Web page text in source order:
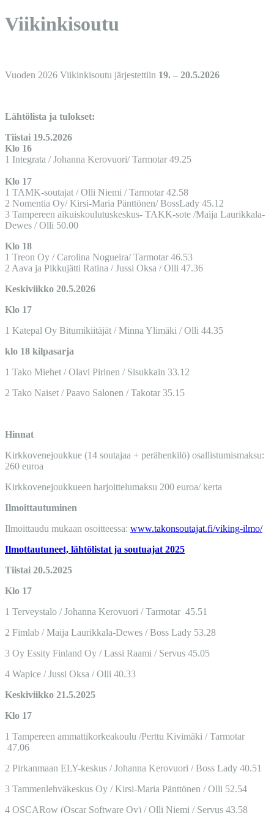
Viikinkisoutu
Vuoden 2026 Viikinkisoutu järjestettiin 19. – 20.5.2026
Lähtölista ja tulokset:
Tiistai 19.5.2026
Klo 16
1 Integrata / Johanna Kerovuori/ Tarmotar 49.25
Klo 17
1 TAMK-soutajat / Olli Niemi / Tarmotar 42.58
2 Nomentia Oy/ Kirsi-Maria Pänttönen/ BossLady 45.12
3 Tampereen aikuiskoulutuskeskus- TAKK-sote /Maija Laurikkala-
Dewes / Olli 50.00
Klo 18
1 Treon Oy / Carolina Nogueira/ Tarmotar 46.53
2 Aava ja Pikkujätti Ratina / Jussi Oksa / Olli 47.36
Keskiviikko 20.5.2026
Klo 17
1 Katepal Oy Bitumikiitäjät /Minna Ylimäki / Olli 44.35
klo 18 kilpasarja
1 Tako Miehet / Olavi Pirinen / Sisukkain 33.12
2 Tako Naiset / Paavo Salonen / Takotar 35.15
Hinnat
Kirkkovenejoukkue (14 soutajaa + perähenkilö) osallistumismaksu:
260 euroa
Kirkkovenejoukkueen harjoittelumaksu 200 euroa/ kerta
Ilmoittautuminen
Ilmoittaudu mukaan osoitteessa: www.takonsoutajat.fi/viking-ilmo/
Ilmottautuneet, lähtölistat ja soutuajat 2025
Tiistai 20.5.2025
Klo 17
1 Terveystalo / Johanna Kerovuori / Tarmotar 45.51
2 Fimlab / Maija Laurikkala-Dewes / Boss Lady 53.28
3 Oy Essity Finland Oy / Lassi Raami / Servus 45.05
4 Wapice / Jussi Oksa / Olli 40.33
Keskiviikko 21.5.2025
Klo 17
1 Tampereen ammattikorkeakoulu /Perttu Kivimäki / Tarmotar
47.06
2 Pirkanmaan ELY-keskus / Johanna Kerovuori / Boss Lady 40.51
3 Tammenlehväkeskus Oy / Kirsi-Maria Pänttönen / Olli 52.54
4 OSCARow (Oscar Software Oy) / Olli Niemi / Servus 43.58